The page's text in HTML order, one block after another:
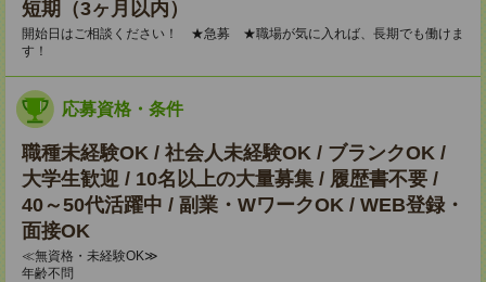
短期（3ヶ月以内）
開始日はご相談ください！ ★急募 ★職場が気に入れば、長期でも働けま
す！
応募資格・条件
職種未経験OK / 社会人未経験OK / ブランクOK /
大学生歓迎 / 10名以上の大量募集 / 履歴書不要 /
40～50代活躍中 / 副業・WワークOK / WEB登録・
面接OK
≪無資格・未経験OK≫
年齢不問